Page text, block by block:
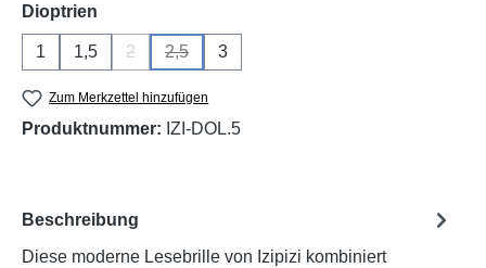
Dioptrien
1 1,5 2
(Diese Option ist zurzeit nicht verfügbar.)
2,5
(Diese Option ist zurzeit nicht verfügbar.)
3
Zum Merkzettel hinzufügen
Produktnummer: IZI-DOL.5
Beschreibung
Diese moderne Lesebrille von Izipizi kombiniert